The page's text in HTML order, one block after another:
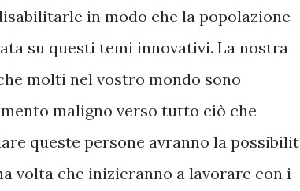
in modo che la popolazione
su questi temi innovativi. La nostra
molti nel vostro mondo sono
maligno verso tutto ciò che
queste persone avranno la
volta che inizieranno a lavorare con i